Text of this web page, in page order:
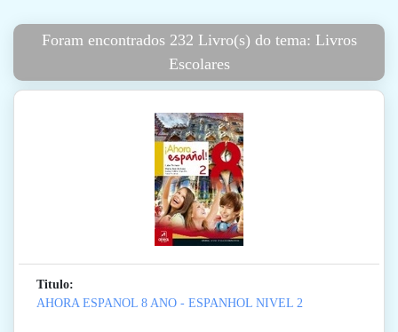
Foram encontrados 232 Livro(s) do tema: Livros
Escolares
Titulo:
AHORA ESPANOL 8 ANO - ESPANHOL NIVEL 2